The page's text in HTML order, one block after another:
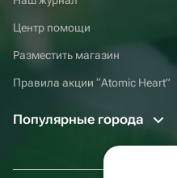
Центр помощи
Разместить магазин
Правила акции “Atomic Heart”
Популярные города